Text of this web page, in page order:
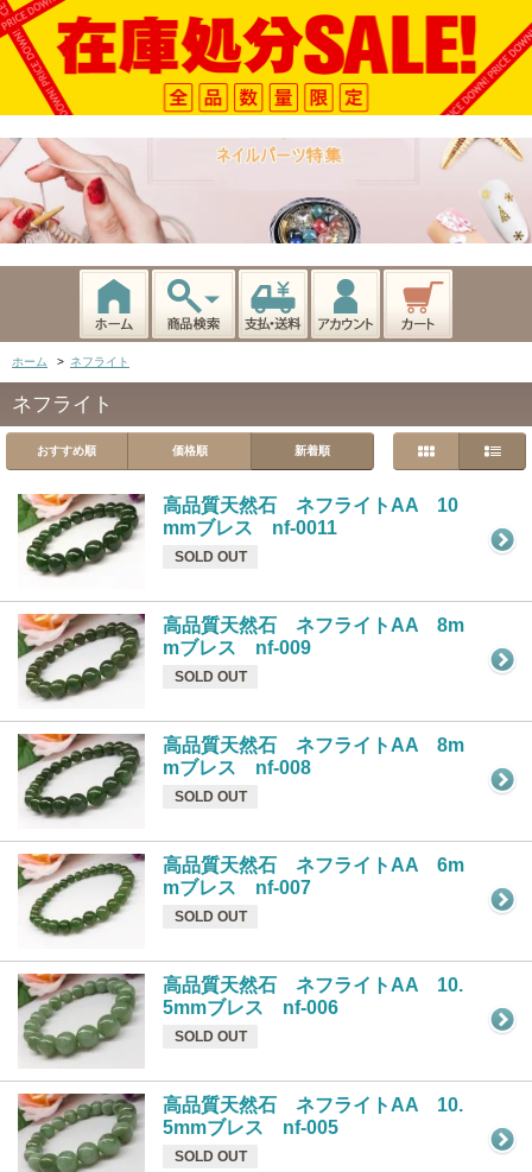
ホーム > ネフライト
ネフライト
おすすめ順 価格順 新着順
高品質天然石 ネフライトAA 10
mmブレス nf-0011
SOLD OUT
高品質天然石 ネフライトAA 8m
mブレス nf-009
SOLD OUT
高品質天然石 ネフライトAA 8m
mブレス nf-008
SOLD OUT
高品質天然石 ネフライトAA 6m
mブレス nf-007
SOLD OUT
高品質天然石 ネフライトAA 10.
5mmブレス nf-006
SOLD OUT
高品質天然石 ネフライトAA 10.
5mmブレス nf-005
SOLD OUT